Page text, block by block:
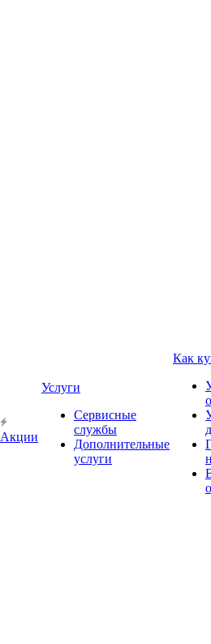
Акции
Услуги
Сервисные
службы
Дополнительные
услуги
Как